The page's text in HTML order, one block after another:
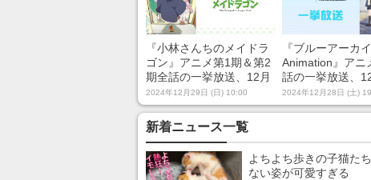
『小林さんちのメイドラ
ゴン』アニメ第1期＆第2
期全話の一挙放送、12月
31日（火）10時からニコ
ニコ生放送で無料配信
2024年12月29日 (日) 10:00
『ブルーアーカ
Animation』アニ
話の一挙放送、
（月）19時からニ
生放送で無料配信
2024年12月28日 (土)
新着ニュース一覧
よちよち歩きの子猫た
ない姿が可愛すぎる